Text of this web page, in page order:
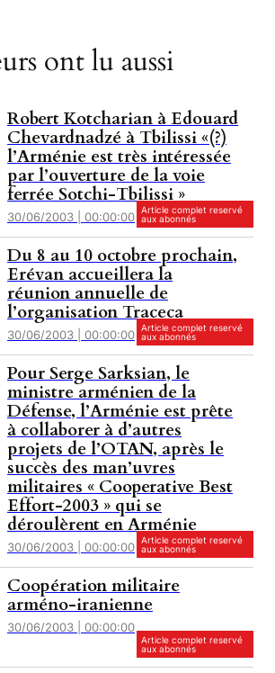
ont lu aussi
Robert Kotcharian à Edouard
Chevardnadzé à Tbilissi «(?)
l’Arménie est très intéressée
par l’ouverture de la voie
ferrée Sotchi-Tbilissi »
30/06/2003 | 00:00:00 Article complet reservé
aux abonnés
Du 8 au 10 octobre prochain,
Erévan accueillera la
réunion annuelle de
l’organisation Traceca
30/06/2003 | 00:00:00 Article complet reservé
aux abonnés
Pour Serge Sarksian, le
ministre arménien de la
Défense, l’Arménie est prête
à collaborer à d’autres
projets de l’OTAN, après le
succès des man’uvres
militaires « Cooperative Best
Effort-2003 » qui se
déroulèrent en Arménie
30/06/2003 | 00:00:00 Article complet reservé
aux abonnés
Coopération militaire
arméno-iranienne
30/06/2003 | 00:00:00
Article complet reservé
aux abonnés